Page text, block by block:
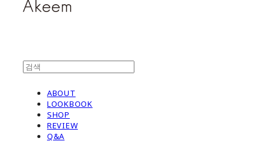
ABOUT
LOOKBOOK
SHOP
REVIEW
Q&A